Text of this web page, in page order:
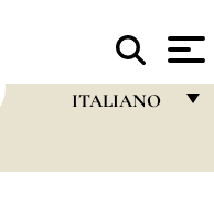
ITALIANO